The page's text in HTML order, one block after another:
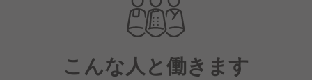
こんな人と働きます